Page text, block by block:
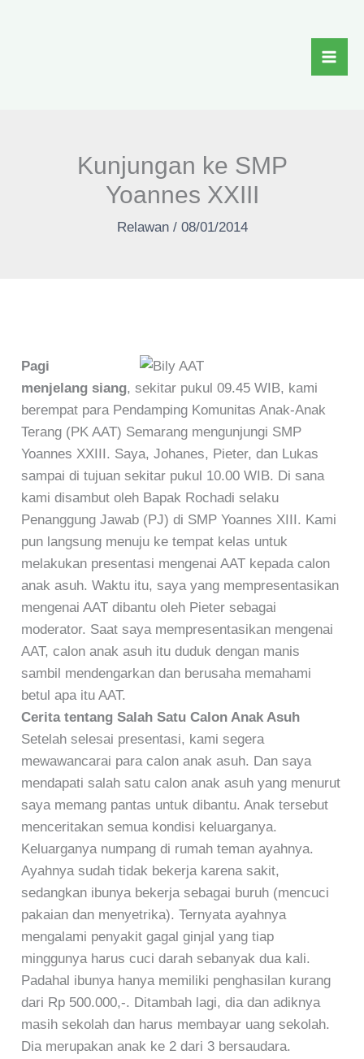
Kunjungan ke SMP
Yoannes XXIII
Relawan/ 08/01/2014
Pagi
menjelang siang, sekitar pukul 09.45 WIB, kami
berempat para Pendamping Komunitas Anak-Anak
Terang (PK AAT) Semarang mengunjungi SMP
Yoannes XXIII. Saya, Johanes, Pieter, dan Lukas
sampai di tujuan sekitar pukul 10.00 WIB. Di sana
kami disambut oleh Bapak Rochadi selaku
Penanggung Jawab (PJ) di SMP Yoannes XIII. Kami
pun langsung menuju ke tempat kelas untuk
melakukan presentasi mengenai AAT kepada calon
anak asuh. Waktu itu, saya yang mempresentasikan
mengenai AAT dibantu oleh Pieter sebagai
moderator. Saat saya mempresentasikan mengenai
AAT, calon anak asuh itu duduk dengan manis
sambil mendengarkan dan berusaha memahami
betul apa itu AAT.
Cerita tentang Salah Satu Calon Anak Asuh
Setelah selesai presentasi, kami segera
mewawancarai para calon anak asuh. Dan saya
mendapati salah satu calon anak asuh yang menurut
saya memang pantas untuk dibantu. Anak tersebut
menceritakan semua kondisi keluarganya.
Keluarganya numpang di rumah teman ayahnya.
Ayahnya sudah tidak bekerja karena sakit,
sedangkan ibunya bekerja sebagai buruh (mencuci
pakaian dan menyetrika). Ternyata ayahnya
mengalami penyakit gagal ginjal yang tiap
minggunya harus cuci darah sebanyak dua kali.
Padahal ibunya hanya memiliki penghasilan kurang
dari Rp 500.000,-. Ditambah lagi, dia dan adiknya
masih sekolah dan harus membayar uang sekolah.
Dia merupakan anak ke 2 dari 3 bersaudara.